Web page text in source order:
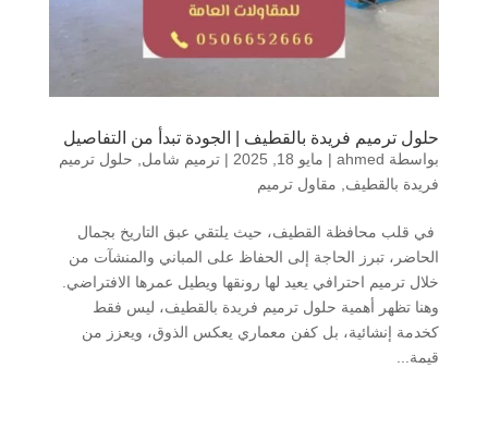
حلول ترميم فريدة بالقطيف | الجودة تبدأ من التفاصيل
بواسطة ahmed
| مايو 18, 2025 | ترميم شامل, حلول ترميم
فريدة بالقطيف, مقاول ترميم
في قلب محافظة القطيف، حيث يلتقي عبق التاريخ بجمال
الحاضر، تبرز الحاجة إلى الحفاظ على المباني والمنشآت من
خلال ترميم احترافي يعيد لها رونقها ويطيل عمرها الافتراضي.
وهنا تظهر أهمية حلول ترميم فريدة بالقطيف، ليس فقط
كخدمة إنشائية، بل كفن معماري يعكس الذوق، ويعزز من
قيمة...